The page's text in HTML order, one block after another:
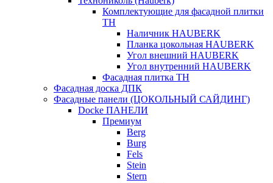
Комплектующие для фасадной плитки
ТН
Наличник HAUBERK
Планка цокольная HAUBERK
Угол внешний HAUBERK
Угол внутренний HAUBERK
Фасадная плитка ТН
Фасадная доска ДПК
Фасадные панели (ЦОКОЛЬНЫЙ САЙДИНГ)
Docke ПАНЕЛИ
Премиум
Berg
Burg
Fels
Stein
Stern